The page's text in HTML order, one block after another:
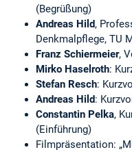
(Begrüßung)
Andreas Hild,
Denkmalpflege, TU
Franz Schiermeier,
Mirko Haselroth:
Stefan Resch:
Andreas Hild:
Constantin Pelka,
(Einführung)
Filmpräsentation: